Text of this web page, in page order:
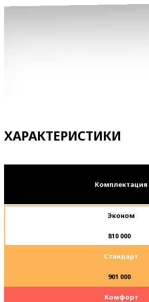
ХАРАКТЕРИСТИКИ
Комплектация
Эконом
810 000
Стандарт
901 000
Комфорт